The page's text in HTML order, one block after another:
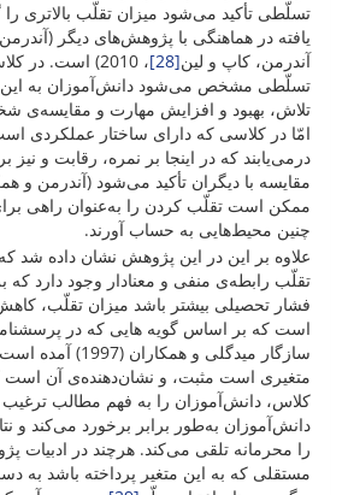
تسلّطی تأکید می‌شود میزان تقلّب بالاتری
آندرمن، کاپ و لین[28]
، 2010) است. در
تسلّطی مشخص می‌شود دانش‌آموزان به این
تلاش، بهبود و افزایش مهارت و مقایسه‌ی
امّا در کلاسی که دارای ساختار عملکردی
درمی‌یابند که در اینجا بر نمره، رقابت و نیز
ممکن است تقلّب کردن را به‌عنوان راهی
چنین محیط‌هایی به حساب آورند.
علاوه بر این در این پژوهش نشان داده شد
تقلّب رابطه‌ی منفی و معنادار وجود دارد
فشار تحصیلی بیشتر باشد میزان تقلّب،
است که بر اساس گویه هایی که در
سازگار میدگلی و
متغیری است مثبت، و نشان‌دهنده‌ی آن است
کلاس، دانش‌آموزان را به فهم مطالب
دانش‌آموزان به‌طور برابر برخورد می‌کند و
را محرمانه تلقی می‌کند. هرچند در ادبیات
مستقلی که به این متغیر پرداخته باشد به